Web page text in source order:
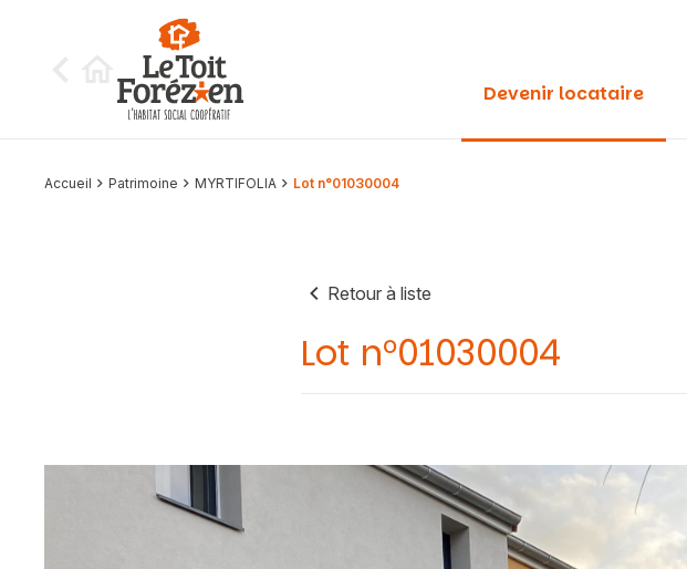
Devenir locataire
Accueil Patrimoine MYRTIFOLIA Lot n°01030004
Retour à liste
Lot n°01030004